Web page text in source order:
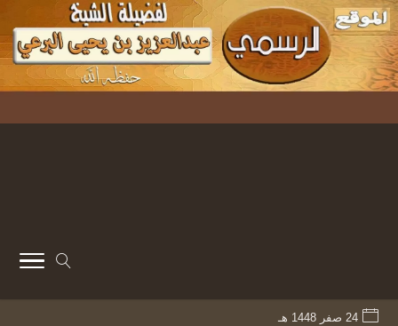
24 صفر 1448 هـ